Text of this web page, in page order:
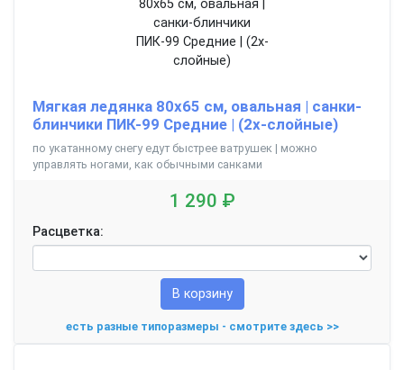
Мягкая ледянка 80х65 см, овальная | санки-
блинчики ПИК-99 Средние | (2х-слойные)
по укатанному снегу едут быстрее ватрушек | можно
управлять ногами, как обычными санками
1 290 ₽
Расцветка:
В корзину
есть разные типоразмеры - смотрите здесь >>